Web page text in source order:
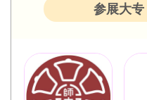
参展大专